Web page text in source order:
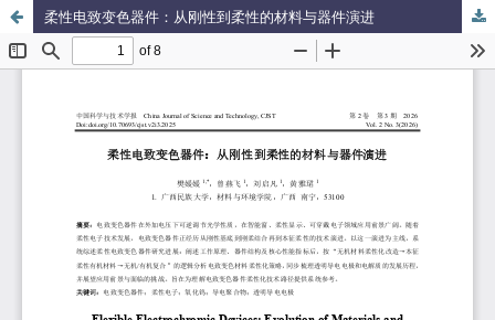
柔性电致变色器件：从刚性到柔性的材料与器件演进